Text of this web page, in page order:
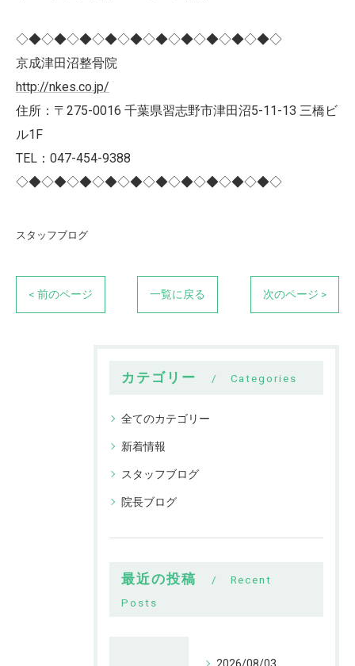
◇◆◇◆◇◆◇◆◇◆◇◆◇◆◇◆◇◆◇◆◇
京成津田沼整骨院
http://nkes.co.jp/
住所：〒275-0016 千葉県習志野市津田沼5-11-13 三橋ビ
ル1F
TEL：047-454-9388
◇◆◇◆◇◆◇◆◇◆◇◆◇◆◇◆◇◆◇◆◇
スタッフブログ
< 前のページ 一覧に戻る 次のページ >
カテゴリー Categories
全てのカテゴリー
新着情報
スタッフブログ
院長ブログ
最近の投稿
Recent
Posts